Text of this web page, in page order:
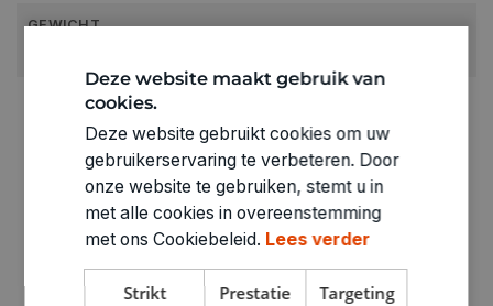
GEWICHT
ARTIKELNUMMER
3184506
Deze website maakt gebruik van
cookies.
Deze website gebruikt cookies om uw
gebruikerservaring te verbeteren. Door
onze website te gebruiken, stemt u in
met alle cookies in overeenstemming
met ons Cookiebeleid. Lees verder
Strikt
Prestatie Targeting